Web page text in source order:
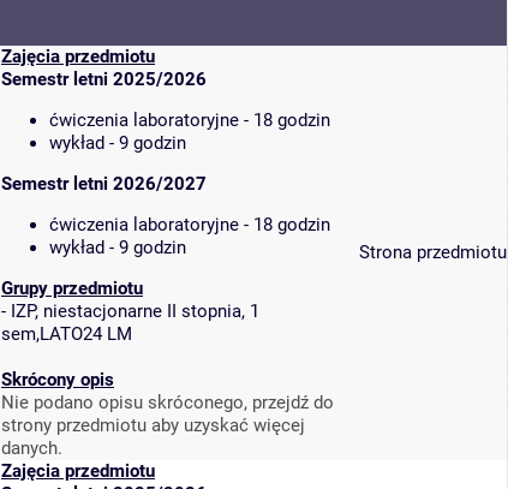
Zajęcia przedmiotu
Semestr letni 2025/2026
ćwiczenia laboratoryjne - 18 godzin
wykład - 9 godzin
Semestr letni 2026/2027
ćwiczenia laboratoryjne - 18 godzin
wykład - 9 godzin
Grupy przedmiotu
- IZP, niestacjonarne II stopnia, 1
sem,LATO24 LM
Skrócony opis
Nie podano opisu skróconego, przejdź do
strony przedmiotu aby uzyskać więcej
danych.
Strona przedmiotu
Zajęcia przedmiotu